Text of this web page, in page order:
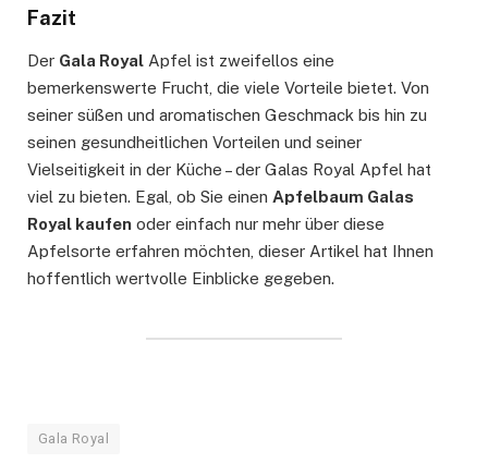
Fazit
Der Gala Royal Apfel ist zweifellos eine
bemerkenswerte Frucht, die viele Vorteile bietet. Von
seiner süßen und aromatischen Geschmack bis hin zu
seinen gesundheitlichen Vorteilen und seiner
Vielseitigkeit in der Küche – der Galas Royal Apfel hat
viel zu bieten. Egal, ob Sie einen Apfelbaum Galas
Royal kaufen oder einfach nur mehr über diese
Apfelsorte erfahren möchten, dieser Artikel hat Ihnen
hoffentlich wertvolle Einblicke gegeben.
Gala Royal